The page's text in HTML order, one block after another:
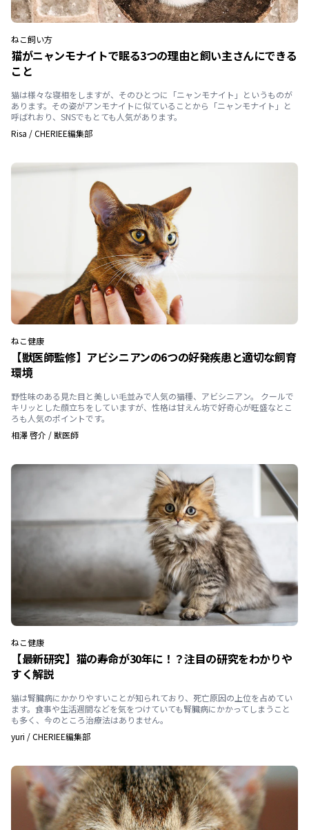
ねこ飼い方
猫がニャンモナイトで眠る3つの理由と飼い主さんにできる
こと
猫は様々な寝相をしますが、そのひとつに「ニャンモナイト」というものが
あります。その姿がアンモナイトに似ていることから「ニャンモナイト」と
呼ばれおり、SNSでもとても人気があります。
Risa /CHERIEE編集部
ねこ健康
【獣医師監修】アビシニアンの6つの好発疾患と適切な飼育
環境
野性味のある見た目と美しい毛並みで人気の猫種、アビシニアン。 クールで
キリッとした顔立ちをしていますが、性格は甘えん坊で好奇心が旺盛なとこ
ろも人気のポイントです。
相澤 啓介 /獣医師
ねこ健康
【最新研究】猫の寿命が30年に！？注目の研究をわかりや
すく解説
猫は腎臓病にかかりやすいことが知られており、死亡原因の上位を占めてい
ます。食事や生活週間などを気をつけていても腎臓病にかかってしまうこと
も多く、今のところ治療法はありません。
yuri /CHERIEE編集部